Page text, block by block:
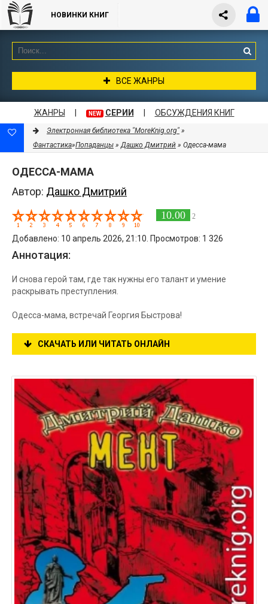
НОВИНКИ КНИГ
ВСЕ ЖАНРЫ
ЖАНРЫ NEW СЕРИИ ОБСУЖДЕНИЯ КНИГ
Электронная библиотека "MoreKnig.org" »
Фантастика»Попаданцы »Дашко Дмитрий » Одесса-мама
ОДЕССА-МАМА
Автор: Дашко Дмитрий
10.00 2
Добавлено: 10 апрель 2026, 21:10. Просмотров: 1 326
Аннотация:
И снова герой там, где так нужны его талант и умение
раскрывать преступления.
Одесса-мама, встречай Георгия Быстрова!
СКАЧАТЬ ИЛИ ЧИТАТЬ ОНЛАЙН